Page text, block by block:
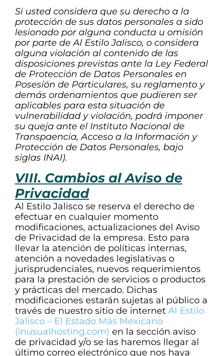
Si usted considera que su derecho a la
protección de sus datos personales a sido
lesionado por alguna conducta u omisión
por parte de Al Estilo Jalisco, o considera
alguna violación al contenido de las
disposiciones previstas ante la Ley Federal
de Protección de Datos Personales en
Posesión de Particulares, su reglamento y
demás ordenamientos que pudieren ser
aplicables para esta situación de
vulnerabilidad y violación, podrá imponer
su queja ante el Instituto Nacional de
Transpaencia, Acceso a la Información y
Protección de Datos Personales, bajo
siglas INAI).
VIII. Cambios al Aviso de
Privacidad
Al Estilo Jalisco se reserva el derecho de
efectuar en cualquier momento
modificaciones, actualizaciones del Aviso
de Privacidad de la empresa. Esto para
llevar la atención de políticas internas,
atención a novedades legislativas o
jurisprudenciales, nuevos requerimientos
para la prestación de servicios o productos
y prácticas del mercado. Dichas
modificaciones estarán sujetas al público a
través de nuestro sitio de internet Al Estilo
Jalisco – El Estado Más Mexicano
(inusualhosting.com) en la sección aviso
de privacidad y/o se las haremos llegar al
último correo electrónico que nos haya